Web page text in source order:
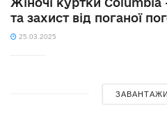
та захист від поганої
25.03.2025